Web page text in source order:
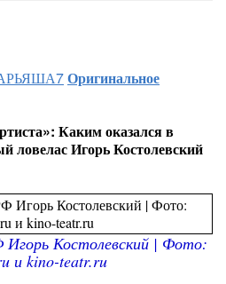
Оригинальное
Каким оказался в
ловелас Игорь Костолевский
Костолевский | Фото:
и kino-teatr.ru